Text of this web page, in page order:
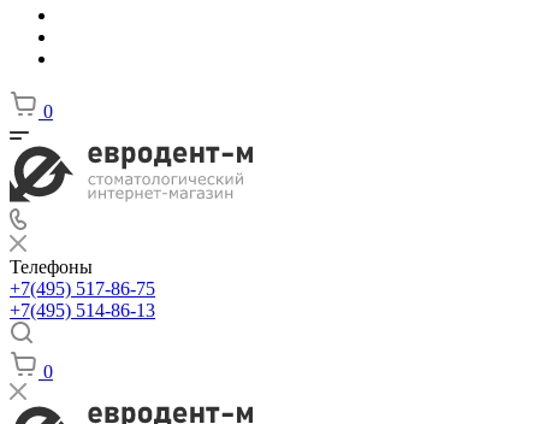
0
Телефоны
+7(495) 517-86-75
+7(495) 514-86-13
0